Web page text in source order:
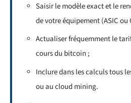
Saisir le modèle exact et le
de votre équipement (ASIC ou
Actualiser fréquemment le
cours du bitcoin ;
Inclure dans les calculs tous
ou au cloud mining.